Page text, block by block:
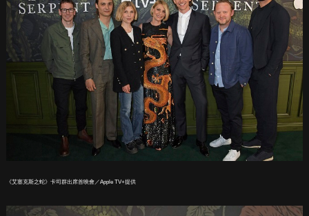
《艾塞克斯之蛇》卡司群出席首映會／Apple TV+提供